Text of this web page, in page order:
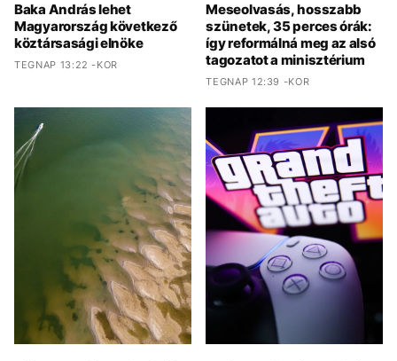
Baka András lehet
Magyarország következő
köztársasági elnöke
TEGNAP 13:22 -KOR
Meseolvasás, hosszabb
szünetek, 35 perces órák:
így reformálná meg az alsó
tagozatot a minisztérium
TEGNAP 12:39 -KOR